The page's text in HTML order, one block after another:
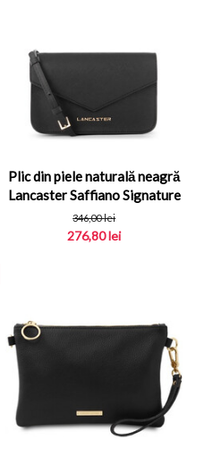
Plic din piele naturală neagră
Lancaster Saffiano Signature
52...
346,00 lei
276,80lei